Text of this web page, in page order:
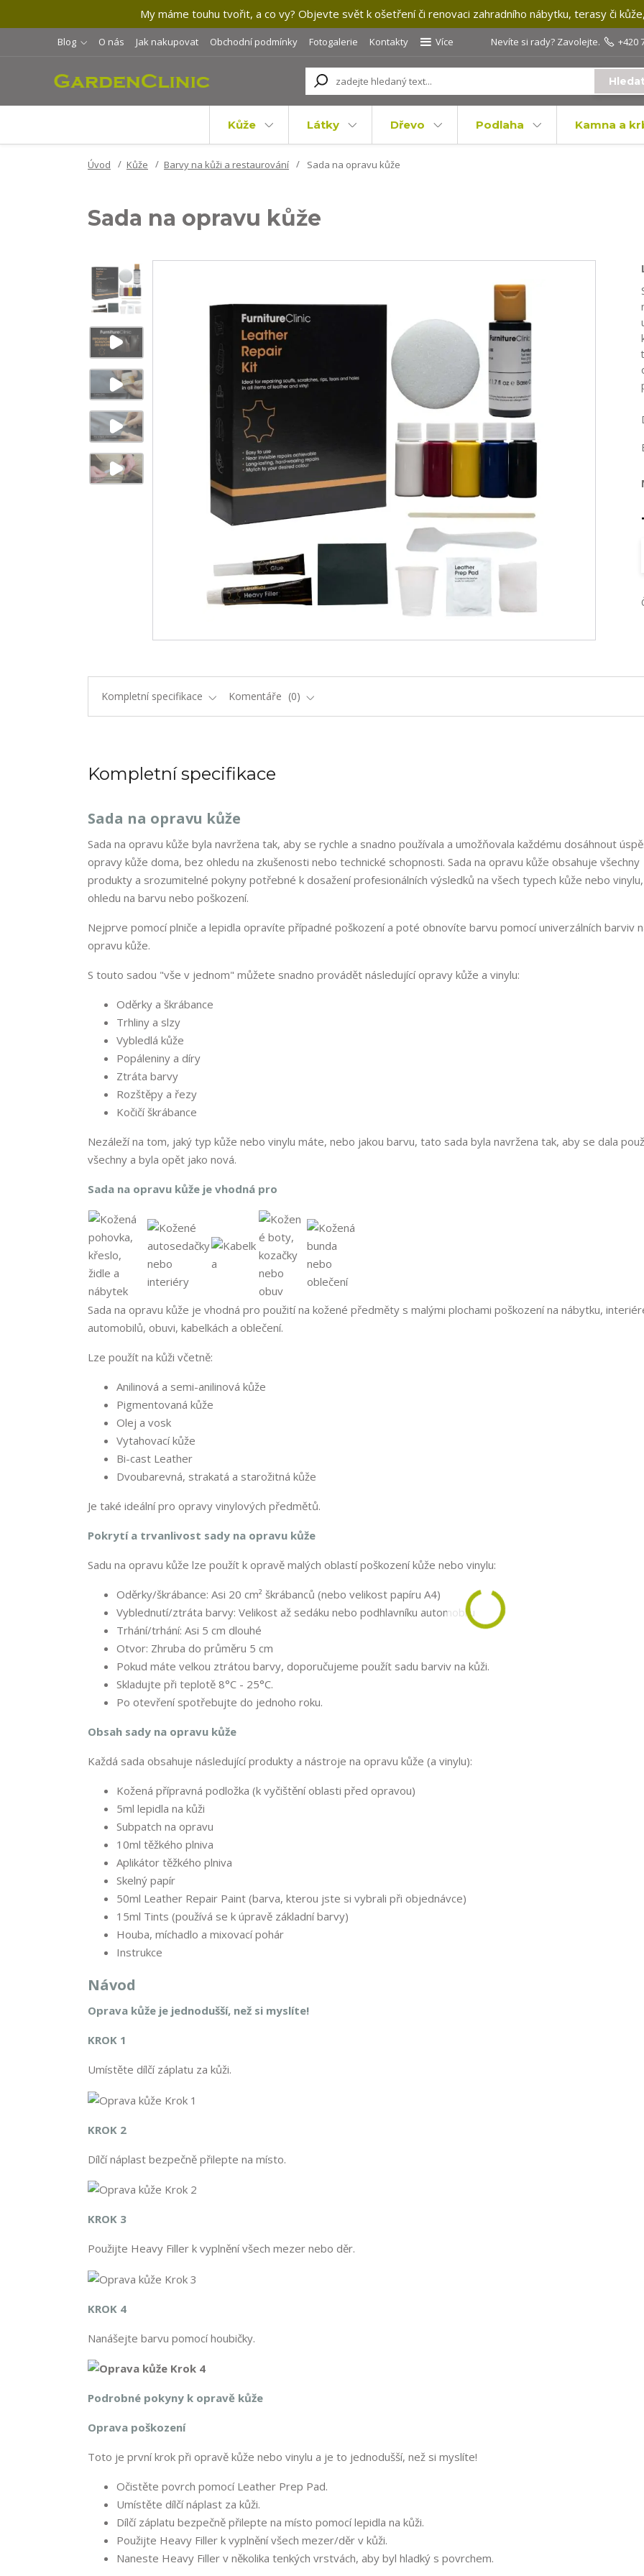
My máme touhu tvořit, a co vy? Objevte svět k ošetření či renovaci zahradního nábytku, terasy či
Blog O nás Jak nakupovat Obchodní podmínky Fotogalerie Kontakty Více Nevíte si rady? Zavolejte. +420
Kůže Látky Dřevo Podlaha Kamna a
Úvod Kůže Barvy na kůži a restaurování Sada na opravu kůže
Sada na opravu kůže
Kompletní specifikace Komentáře 0
Kompletní specifikace
Sada na opravu kůže
Sada na opravu kůže byla navržena tak, aby se rychle a snadno používala a umožňovala každému dosáhnout
opravy kůže doma, bez ohledu na zkušenosti nebo technické schopnosti. Sada na opravu kůže obsahuje všechny
produkty a srozumitelné pokyny potřebné k dosažení profesionálních výsledků na všech typech kůže nebo
ohledu na barvu nebo poškození.
Nejprve pomocí plniče a lepidla opravíte případné poškození a poté obnovíte barvu pomocí univerzálních barviv
opravu kůže.
S touto sadou "vše v jednom" můžete snadno provádět následující opravy kůže a vinylu:
Oděrky a škrábance
Trhliny a slzy
Vybledlá kůže
Popáleniny a díry
Ztráta barvy
Rozštěpy a řezy
Kočičí škrábance
Nezáleží na tom, jaký typ kůže nebo vinylu máte, nebo jakou barvu, tato sada byla navržena tak, aby se dala
všechny a byla opět jako nová.
Sada na opravu kůže je vhodná pro
Sada na opravu kůže je vhodná pro použití na kožené předměty s malými plochami poškození na nábytku,
automobilů, obuvi, kabelkách a oblečení.
Lze použít na kůži včetně:
Anilinová a semi-anilinová kůže
Pigmentovaná kůže
Olej a vosk
Vytahovací kůže
Bi-cast Leather
Dvoubarevná, strakatá a starožitná kůže
Je také ideální pro opravy vinylových předmětů.
Pokrytí a trvanlivost sady na opravu kůže
Sadu na opravu kůže lze použít k opravě malých oblastí poškození kůže nebo vinylu:
Oděrky/škrábance: Asi 20 cm² škrábanců (nebo velikost papíru A4)
Vyblednutí/ztráta barvy: Velikost až sedáku nebo podhlavníku automobilu
Trhání/trhání: Asi 5 cm dlouhé
Otvor: Zhruba do průměru 5 cm
Pokud máte velkou ztrátou barvy, doporučujeme použít sadu barviv na kůži.
Skladujte při teplotě 8°C - 25°C.
Po otevření spotřebujte do jednoho roku.
Obsah sady na opravu kůže
Každá sada obsahuje následující produkty a nástroje na opravu kůže (a vinylu):
Kožená přípravná podložka (k vyčištění oblasti před opravou)
5ml lepidla na kůži
Subpatch na opravu
10ml těžkého plniva
Aplikátor těžkého plniva
Skelný papír
50ml Leather Repair Paint (barva, kterou jste si vybrali při objednávce)
15ml Tints (používá se k úpravě základní barvy)
Houba, míchadlo a mixovací pohár
Instrukce
Návod
Oprava kůže je jednodušší, než si myslíte!
KROK 1
Umístěte dílčí záplatu za kůži.
KROK 2
Dílčí náplast bezpečně přilepte na místo.
KROK 3
Použijte Heavy Filler k vyplnění všech mezer nebo děr.
KROK 4
Nanášejte barvu pomocí houbičky.
Podrobné pokyny k opravě kůže
Oprava poškození
Toto je první krok při opravě kůže nebo vinylu a je to jednodušší, než si myslíte!
Očistěte povrch pomocí Leather Prep Pad.
Umístěte dílčí náplast za kůži.
Dílčí záplatu bezpečně přilepte na místo pomocí lepidla na kůži.
Použijte Heavy Filler k vyplnění všech mezer/děr v kůži.
Naneste Heavy Filler v několika tenkých vrstvách, aby byl hladký s povrchem.